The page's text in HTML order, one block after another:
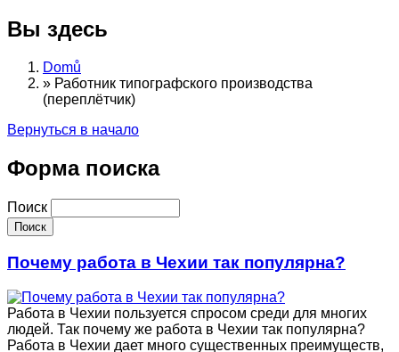
Вы здесь
Domů
» Работник типографского производства
(переплётчик)
Вернуться в начало
Форма поиска
Поиск
Почему работа в Чехии так популярна?
Работа в Чехии пользуется спросом среди для многих
людей. Так почему же работа в Чехии так популярна?
Работа в Чехии дает много существенных преимуществ,